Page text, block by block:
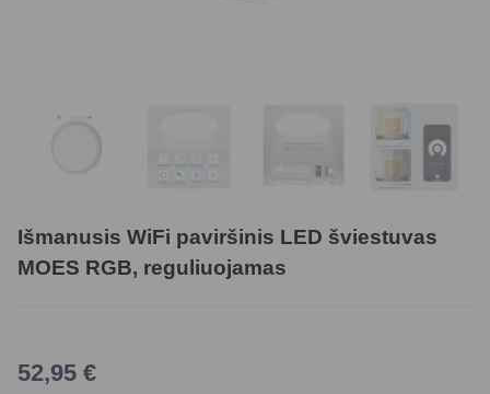
Išmanusis WiFi paviršinis LED šviestuvas
MOES RGB, reguliuojamas
52,95 €